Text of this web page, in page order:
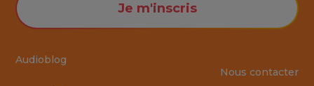
Audioblog
Je m'inscris
Nous contacter